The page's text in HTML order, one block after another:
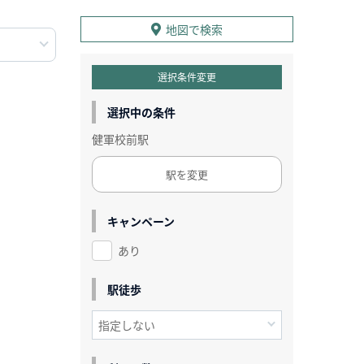
地図で検索
選択条件変更
選択中の条件
健軍校前駅
駅を変更
キャンペーン
あり
駅徒歩